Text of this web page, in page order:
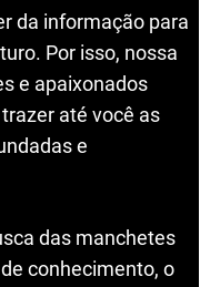
da informação para
Por isso, nossa
e apaixonados
até você as
e
das manchetes
conhecimento, o